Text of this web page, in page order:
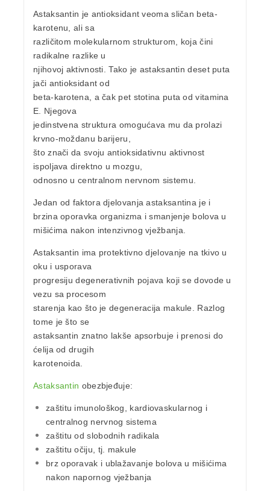
Astaksantin je antioksidant veoma sličan beta-
karotenu, ali sa
različitom molekularnom strukturom, koja čini
radikalne razlike u
njihovoj aktivnosti. Tako je astaksantin deset puta
jači antioksidant od
beta-karotena, a čak pet stotina puta od vitamina
E. Njegova
jedinstvena struktura omogućava mu da prolazi
krvno-moždanu barijeru,
što znači da svoju antioksidativnu aktivnost
ispoljava direktno u mozgu,
odnosno u centralnom nervnom sistemu.
Jedan od faktora djelovanja astaksantina je i
brzina oporavka organizma i smanjenje bolova u
mišićima nakon intenzivnog vježbanja.
Astaksantin ima protektivno djelovanje na tkivo u
oku i usporava
progresiju degenerativnih pojava koji se dovode u
vezu sa procesom
starenja kao što je degeneracija makule. Razlog
tome je što se
astaksantin znatno lakše apsorbuje i prenosi do
ćelija od drugih
karotenoida.
Astaksantin obezbjeđuje:
zaštitu imunološkog, kardiovaskularnog i
centralnog nervnog sistema
zaštitu od slobodnih radikala
zaštitu očiju, tj. makule
brz oporavak i ublažavanje bolova u mišićima
nakon napornog vježbanja